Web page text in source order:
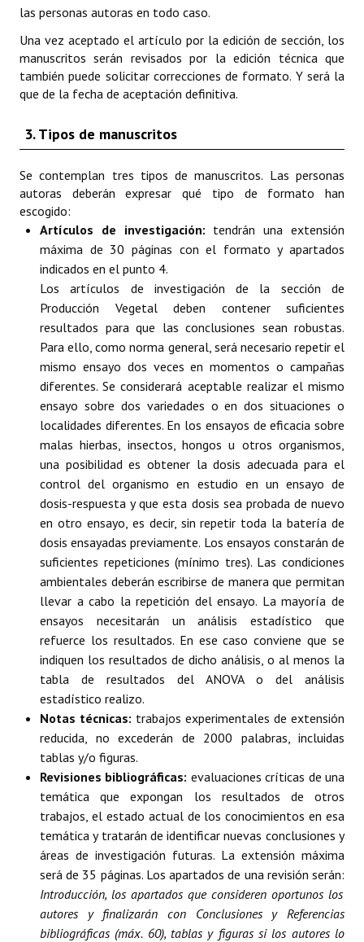
las personas autoras en todo caso.
Una vez aceptado el artículo por la edición de sección, los
manuscritos serán revisados por la edición técnica que
también puede solicitar correcciones de formato. Y será la
que de la fecha de aceptación definitiva.
3. Tipos de manuscritos
Se contemplan tres tipos de manuscritos. Las personas
autoras deberán expresar qué tipo de formato han
escogido:
Artículos de investigación: tendrán una extensión
máxima de 30 páginas con el formato y apartados
indicados en el punto 4.
Los artículos de investigación de la sección de
Producción Vegetal deben contener suficientes
resultados para que las conclusiones sean robustas.
Para ello, como norma general, será necesario repetir el
mismo ensayo dos veces en momentos o campañas
diferentes. Se considerará aceptable realizar el mismo
ensayo sobre dos variedades o en dos situaciones o
localidades diferentes. En los ensayos de eficacia sobre
malas hierbas, insectos, hongos u otros organismos,
una posibilidad es obtener la dosis adecuada para el
control del organismo en estudio en un ensayo de
dosis-respuesta y que esta dosis sea probada de nuevo
en otro ensayo, es decir, sin repetir toda la batería de
dosis ensayadas previamente. Los ensayos constarán de
suficientes repeticiones (mínimo tres). Las condiciones
ambientales deberán escribirse de manera que permitan
llevar a cabo la repetición del ensayo. La mayoría de
ensayos necesitarán un análisis estadístico que
refuerce los resultados. En ese caso conviene que se
indiquen los resultados de dicho análisis, o al menos la
tabla de resultados del ANOVA o del análisis
estadístico realizo.
Notas técnicas: trabajos experimentales de extensión
reducida, no excederán de 2000 palabras, incluidas
tablas y/o figuras.
Revisiones bibliográficas: evaluaciones críticas de una
temática que expongan los resultados de otros
trabajos, el estado actual de los conocimientos en esa
temática y tratarán de identificar nuevas conclusiones y
áreas de investigación futuras. La extensión máxima
será de 35 páginas. Los apartados de una revisión serán:
Introducción, los apartados que consideren oportunos los
autores y finalizarán con Conclusiones y Referencias
bibliográficas (máx. 60), tablas y figuras si los autores lo